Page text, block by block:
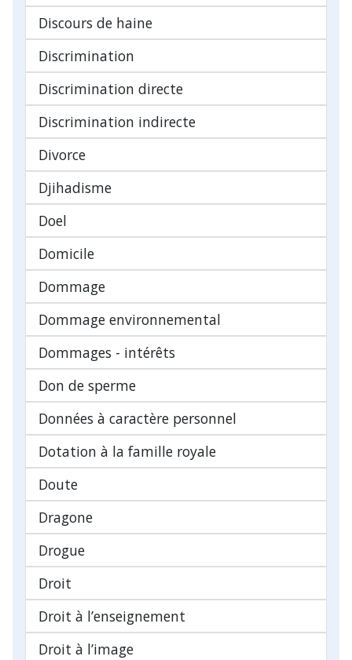
Discours de haine
Discrimination
Discrimination directe
Discrimination indirecte
Divorce
Djihadisme
Doel
Domicile
Dommage
Dommage environnemental
Dommages - intérêts
Don de sperme
Données à caractère personnel
Dotation à la famille royale
Doute
Dragone
Drogue
Droit
Droit à l’enseignement
Droit à l’image